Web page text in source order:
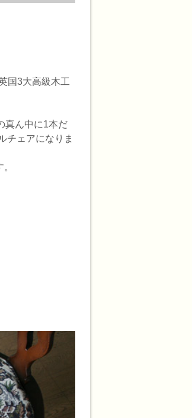
国3大高級木工
真ん中に1本だ
チェアになりま